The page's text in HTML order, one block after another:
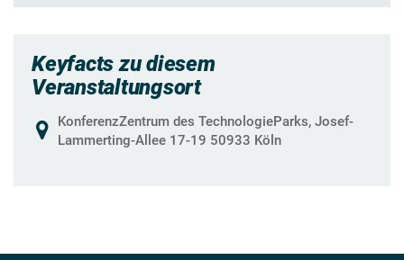
Keyfacts zu diesem
Veranstaltungsort
KonferenzZentrum des TechnologieParks, Josef-
Lammerting-Allee 17-19 50933 Köln